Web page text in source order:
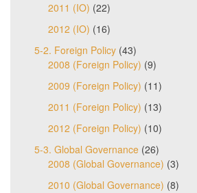
2011 (IO) (22)
2012 (IO) (16)
5-2. Foreign Policy (43)
2008 (Foreign Policy) (9)
2009 (Foreign Policy) (11)
2011 (Foreign Policy) (13)
2012 (Foreign Policy) (10)
5-3. Global Governance (26)
2008 (Global Governance) (3)
2010 (Global Governance) (8)